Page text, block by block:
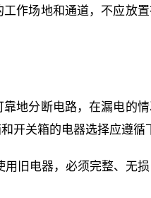
作场地和通道，不应放
地分断电路，在漏电的
开关箱的电器选择应遵循
旧电器，必须完整、无